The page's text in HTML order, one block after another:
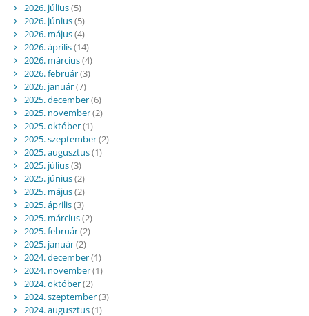
2026. július(5)
2026. június(5)
2026. május(4)
2026. április(14)
2026. március(4)
2026. február(3)
2026. január(7)
2025. december(6)
2025. november(2)
2025. október(1)
2025. szeptember(2)
2025. augusztus(1)
2025. július(3)
2025. június(2)
2025. május(2)
2025. április(3)
2025. március(2)
2025. február(2)
2025. január(2)
2024. december(1)
2024. november(1)
2024. október(2)
2024. szeptember(3)
2024. augusztus(1)